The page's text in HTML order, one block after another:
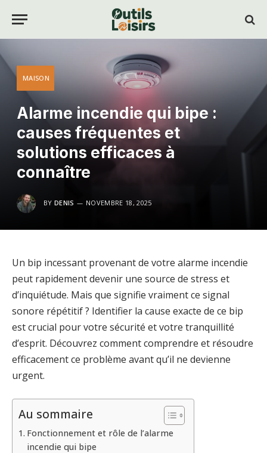
MAISON
Alarme incendie qui bipe :
causes fréquentes et
solutions efficaces à
connaître
BY DENIS NOVEMBRE 18, 2025
Un bip incessant provenant de votre alarme incendie
peut rapidement devenir une source de stress et
d’inquiétude. Mais que signifie vraiment ce signal
sonore répétitif ? Identifier la cause exacte de ce bip
est crucial pour votre sécurité et votre tranquillité
d’esprit. Découvrez comment comprendre et résoudre
efficacement ce problème avant qu’il ne devienne
urgent.
Au sommaire
Fonctionnement et rôle de l’alarme
incendie qui bipe